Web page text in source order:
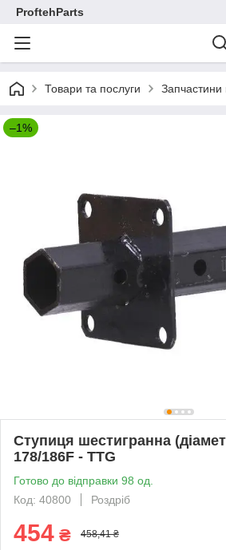
ProftehParts
Товари та послуги Запчастини
–1%
Ступиця шестигранна
178/186F - TTG
Готово до відправки 98 од.
Код: 40800
Роздріб
454 ₴ 458,41 ₴